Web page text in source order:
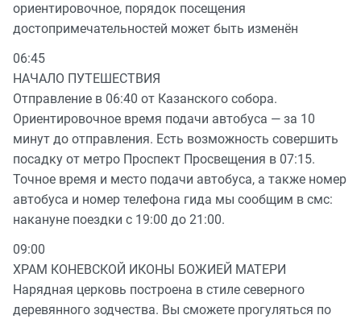
ориентировочное, порядок посещения
достопримечательностей может быть изменён
06:45
НАЧАЛО ПУТЕШЕСТВИЯ
Отправление в 06:40 от Казанского собора.
Ориентировочное время подачи автобуса — за 10
минут до отправления. Есть возможность совершить
посадку от метро Проспект Просвещения в 07:15.
Точное время и место подачи автобуса, а также номер
автобуса и номер телефона гида мы сообщим в смс:
накануне поездки с 19:00 до 21:00.
09:00
ХРАМ КОНЕВСКОЙ ИКОНЫ БОЖИЕЙ МАТЕРИ
Нарядная церковь построена в стиле северного
деревянного зодчества. Вы сможете прогуляться по